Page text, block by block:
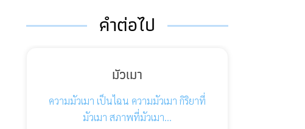
คำต่อไป
มัวเมา
ความมัวเมา เป็นไฉน ความมัวเมา กิริยาที่
มัวเมา สภาพที่มัวเมา…